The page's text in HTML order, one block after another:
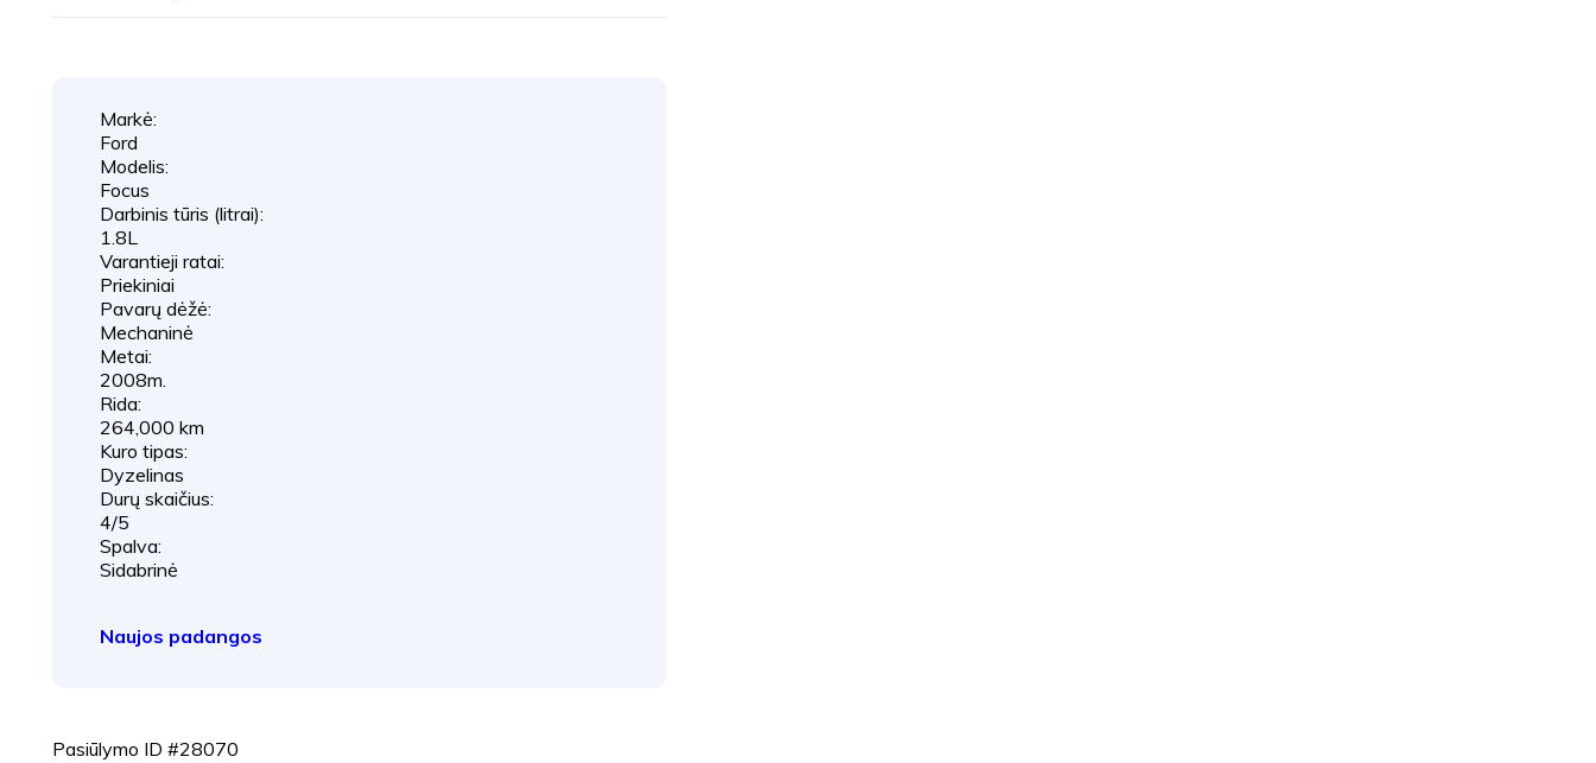
Markė:
Ford
Modelis:
Focus
Darbinis tūris (litrai):
1.8L
Varantieji ratai:
Priekiniai
Pavarų dėžė:
Mechaninė
Metai:
2008m.
Rida:
264,000 km
Kuro tipas:
Dyzelinas
Durų skaičius:
4/5
Spalva:
Sidabrinė
Naujos padangos
Pasiūlymo ID #28070